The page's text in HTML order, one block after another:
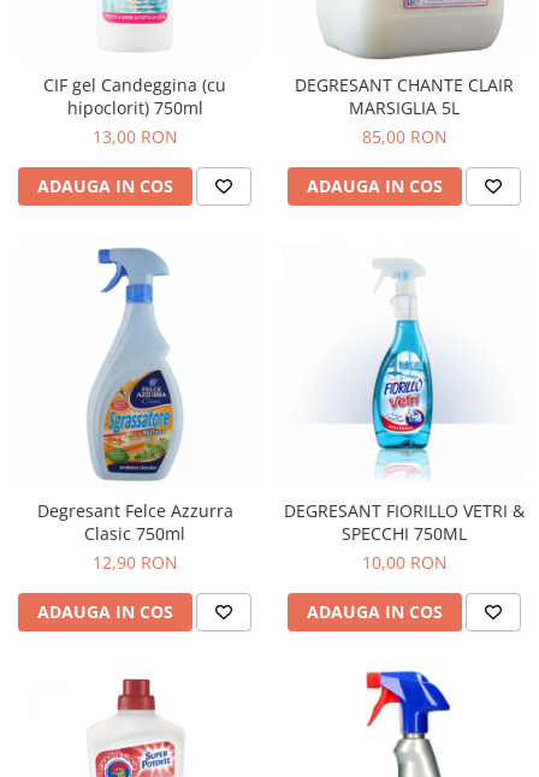
CIF gel Candeggina (cu
hipoclorit) 750ml
13,00 RON
ADAUGA IN COS
DEGRESANT CHANTE CLAIR
MARSIGLIA 5L
85,00 RON
ADAUGA IN COS
Degresant Felce Azzurra
Clasic 750ml
12,90 RON
ADAUGA IN COS
DEGRESANT FIORILLO VETRI &
SPECCHI 750ML
10,00 RON
ADAUGA IN COS